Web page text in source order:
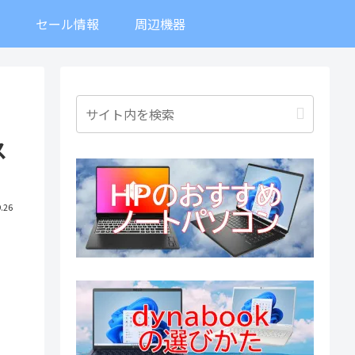
セール情報 周辺機器